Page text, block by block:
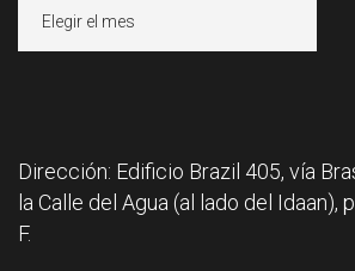
Dirección: Edificio Brazil 405, vía
la Calle del Agua (al lado del Idaan),
F.